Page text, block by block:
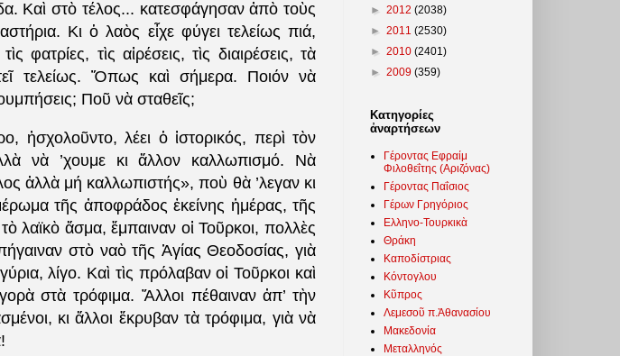
Καὶ στὸ τέλος... κατεσφάγησαν ἀπὸ τοὺς
Κι ὁ λαὸς εἶχε φύγει τελείως πιά,
φατρίες, τὶς αἱρέσεις, τὶς διαιρέσεις, τὰ
τελείως. Ὅπως καὶ σήμερα. Ποιόν νὰ
Ποῦ νὰ σταθεῖς;
ἠσχολοῦντο, λέει ὁ ἱστορικός, περὶ τὸν
νὰ ’χουμε κι ἄλλον καλλωπισμό. Νὰ
ἀλλὰ μή καλλωπιστής», ποὺ θὰ ’λεγαν κι
τῆς ἀποφράδος ἐκείνης ἡμέρας, τῆς
λαϊκὸ ἄσμα, ἔμπαιναν οἱ Τοῦρκοι, πολλὲς
στὸ ναὸ τῆς Ἁγίας Θεοδοσίας, γιὰ
λίγο. Καὶ τὶς πρόλαβαν οἱ Τοῦρκοι καὶ
στὰ τρόφιμα. Ἄλλοι πέθαιναν ἀπ’ τὴν
κι ἄλλοι ἔκρυβαν τὰ τρόφιμα, γιὰ νὰ
► 2012 (2038)
► 2011 (2530)
► 2010 (2401)
► 2009 (359)
Κατηγορίες
ἀναρτήσεων
Γέροντας Εφραίμ
Φιλοθεΐτης (Αριζόνας)
Γέροντας Παΐσιος
Γέρων Γρηγόριος
Ελληνο-Τουρκικὰ
Θράκη
Καποδίστριας
Κόντογλου
Κῦπρος
Λεμεσοῦ π.Ἀθανασίου
Μακεδονία
Μεταλληνός